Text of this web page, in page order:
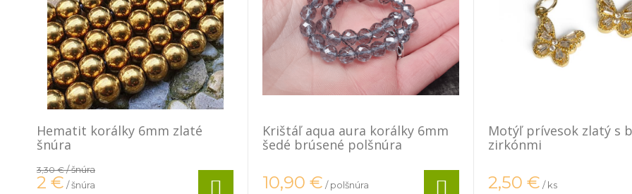
Hematit korálky 6mm zlaté
šnúra
3,30 €/ šnúra
2 € / šnúra
Krištáľ aqua aura korálky 6mm
šedé brúsené polšnúra
10,90 € / polšnúra
Motýľ prívesok zlatý s
zirkónmi
2,50 € / ks